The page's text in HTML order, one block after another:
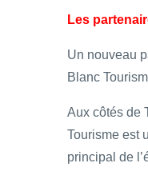
Les
Un nouveau
Blanc
Aux côtés de
Tourisme est
principal de